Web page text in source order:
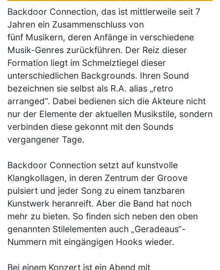
Backdoor Connection, das ist mittlerweile seit 7
Jahren ein Zusammenschluss von
fünf Musikern, deren Anfänge in verschiedene
Musik-Genres zurückführen. Der Reiz dieser
Formation liegt im Schmelztiegel dieser
unterschiedlichen Backgrounds. Ihren Sound
bezeichnen sie selbst als R.A. alias „retro
arranged“. Dabei bedienen sich die Akteure nicht
nur der Elemente der aktuellen Musikstile, sondern
verbinden diese gekonnt mit den Sounds
vergangener Tage.
Backdoor Connection setzt auf kunstvolle
Klangkollagen, in deren Zentrum der Groove
pulsiert und jeder Song zu einem tanzbaren
Kunstwerk heranreift. Aber die Band hat noch
mehr zu bieten. So finden sich neben den oben
genannten Stilelementen auch „Geradeaus“-
Nummern mit eingängigen Hooks wieder.
Bei einem Konzert ist ein Abend mit